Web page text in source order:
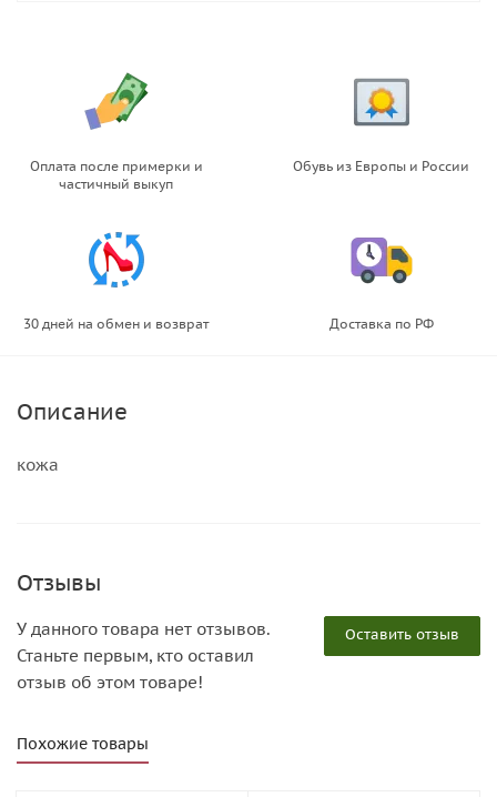
Оплата после примерки и
частичный выкуп
Обувь из Европы и России
30 дней на обмен и возврат Доставка по РФ
Описание
кожа
Отзывы
Оставить отзыв
У данного товара нет отзывов.
Станьте первым, кто оставил
отзыв об этом товаре!
Похожие товары